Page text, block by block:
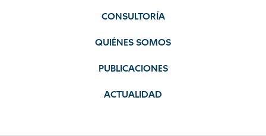
CONSULTORÍA
QUIÉNES SOMOS
PUBLICACIONES
ACTUALIDAD